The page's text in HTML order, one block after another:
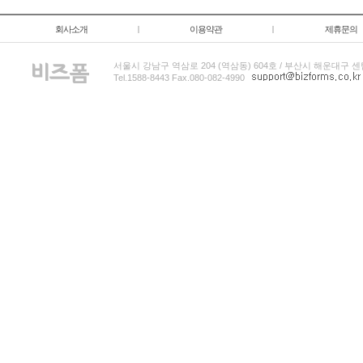
회사소개 | 이용약관 | 제휴문의
서울시 강남구 역삼로 204 (역삼동) 604호 / 부산시 해운대구
Tel.1588-8443 Fax.080-082-4990